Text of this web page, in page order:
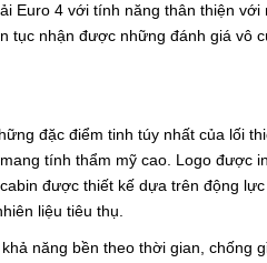
Euro 4 với tính năng thân thiện
tục nhận được những đánh giá
đặc điểm tinh túy nhất của lối
tính thẩm mỹ cao. Logo được
được thiết kế dựa trên động
liệu tiêu thụ.
năng bền theo thời gian, chống